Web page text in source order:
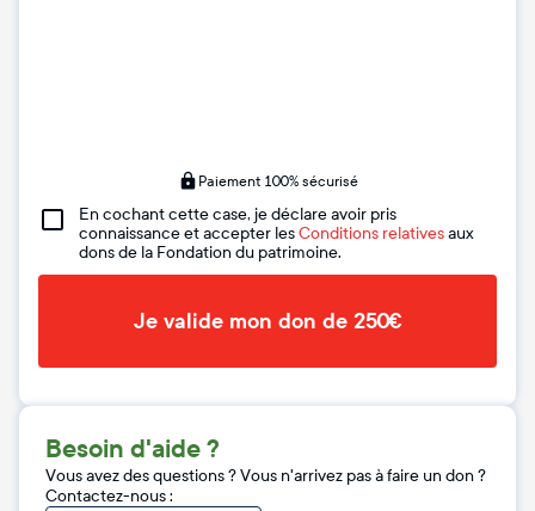
Paiement 100% sécurisé
En cochant cette case, je déclare avoir pris
connaissance et accepter lesConditions relativesaux
dons de la Fondation du patrimoine.
Je valide mon don de 250€
Besoin d'aide ?
Vous avez des questions ? Vous n'arrivez pas à faire un don ?
Contactez-nous :